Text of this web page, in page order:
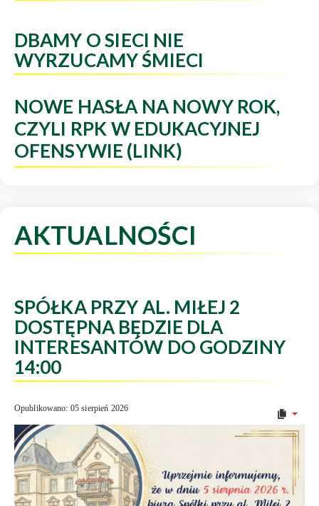
DBAMY O SIECI NIE
WYRZUCAMY ŚMIECI
NOWE HASŁA NA NOWY ROK,
CZYLI RPK W EDUKACYJNEJ
OFENSYWIE (LINK)
AKTUALNOŚCI
SPÓŁKA PRZY AL. MIŁEJ 2
DOSTĘPNA BĘDZIE DLA
INTERESANTÓW DO GODZINY
14:00
Opublikowano: 05 sierpień 2026